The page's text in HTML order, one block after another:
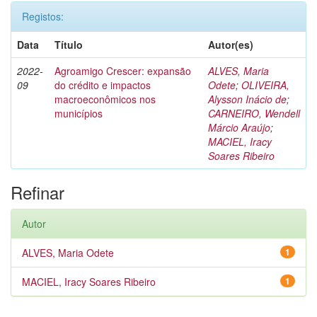
Registos:
Data
Título
Autor(es)
2022-
09
Agroamigo Crescer: expansão
do crédito e impactos
macroeconômicos nos
municípios
ALVES, Maria
Odete; OLIVEIRA,
Alysson Inácio de;
CARNEIRO, Wendell
Márcio Araújo;
MACIEL, Iracy
Soares Ribeiro
Refinar
Autor
1
ALVES, Maria Odete
1
MACIEL, Iracy Soares Ribeiro